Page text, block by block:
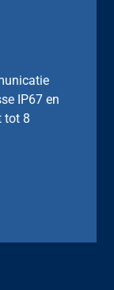
IP67 en
tot 8